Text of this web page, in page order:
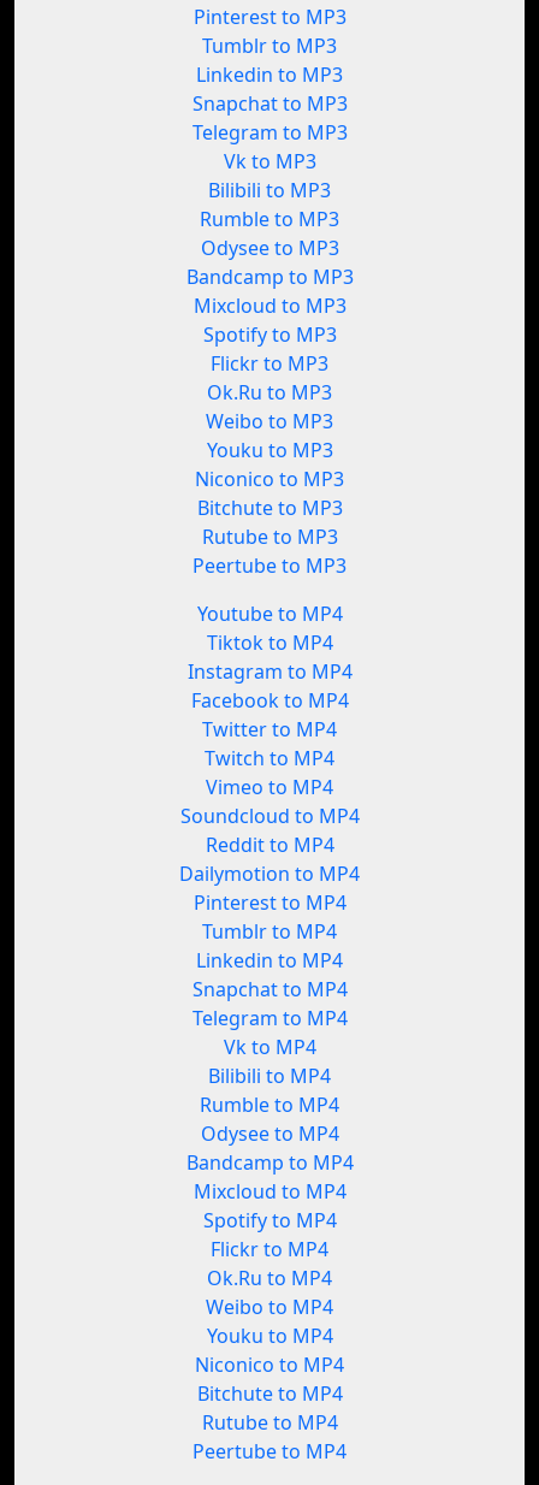
Pinterest to MP3
Tumblr to MP3
Linkedin to MP3
Snapchat to MP3
Telegram to MP3
Vk to MP3
Bilibili to MP3
Rumble to MP3
Odysee to MP3
Bandcamp to MP3
Mixcloud to MP3
Spotify to MP3
Flickr to MP3
Ok.Ru to MP3
Weibo to MP3
Youku to MP3
Niconico to MP3
Bitchute to MP3
Rutube to MP3
Peertube to MP3
Youtube to MP4
Tiktok to MP4
Instagram to MP4
Facebook to MP4
Twitter to MP4
Twitch to MP4
Vimeo to MP4
Soundcloud to MP4
Reddit to MP4
Dailymotion to MP4
Pinterest to MP4
Tumblr to MP4
Linkedin to MP4
Snapchat to MP4
Telegram to MP4
Vk to MP4
Bilibili to MP4
Rumble to MP4
Odysee to MP4
Bandcamp to MP4
Mixcloud to MP4
Spotify to MP4
Flickr to MP4
Ok.Ru to MP4
Weibo to MP4
Youku to MP4
Niconico to MP4
Bitchute to MP4
Rutube to MP4
Peertube to MP4